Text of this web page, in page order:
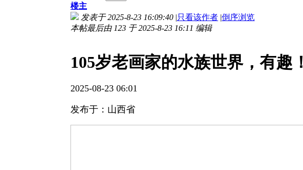
楼主
发表于 2025-8-23 16:09:40 |只看该作者 |倒序浏览
本帖最后由 123 于 2025-8-23 16:11 编辑
105岁老画家的水族世界，有趣！
2025-08-23 06:01
发布于：山西省